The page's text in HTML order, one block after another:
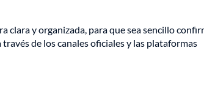
clara y organizada, para que sea sencillo
de los canales oficiales y las plataformas